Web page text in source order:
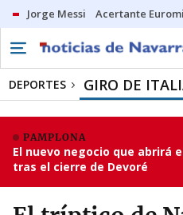
Jorge Messi Acertante
DEPORTES GIRO DE
PAMPLONA
El nuevo negocio que abrirá
tras el cierre de Devoré